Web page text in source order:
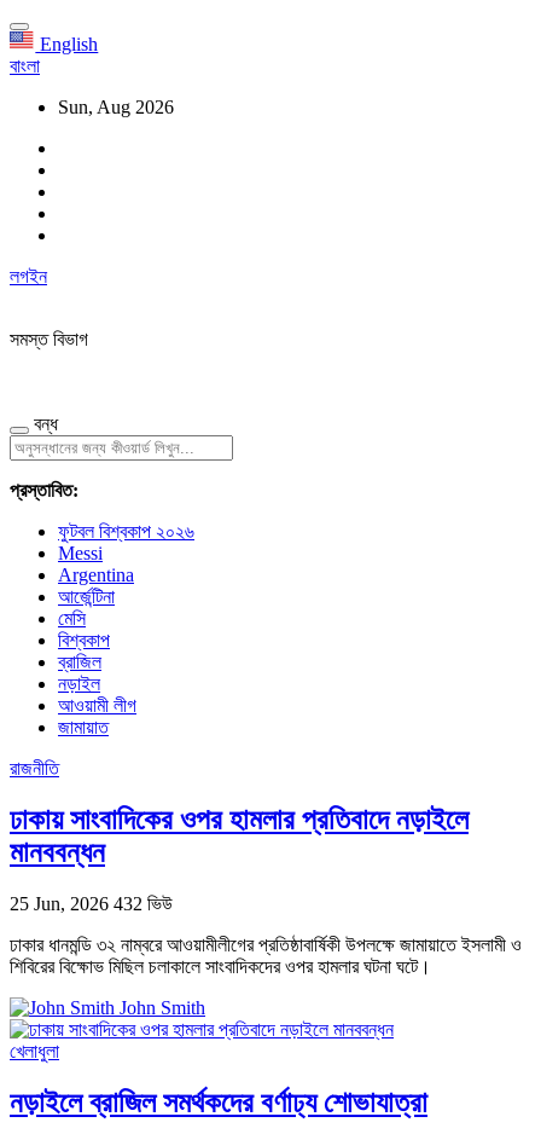
English
বাংলা
Sun, Aug 2026
লগইন
সমস্ত বিভাগ
বন্ধ
প্রস্তাবিত:
ফুটবল বিশ্বকাপ ২০২৬
Messi
Argentina
আর্জেন্টিনা
মেসি
বিশ্বকাপ
ব্রাজিল
নড়াইল
আওয়ামী লীগ
জামায়াত
রাজনীতি
ঢাকায় সাংবাদিকের ওপর হামলার প্রতিবাদে নড়াইলে
মানববন্ধন
25 Jun, 2026 432 ভিউ
ঢাকার ধানমন্ডি ৩২ নাম্বরে আওয়ামীলীগের প্রতিষ্ঠাবার্ষিকী উপলক্ষে জামায়াতে ইসলামী ও
শিবিরের বিক্ষোভ মিছিল চলাকালে সাংবাদিকদের ওপর হামলার ঘটনা ঘটে।
John Smith
খেলাধুলা
নড়াইলে ব্রাজিল সমর্থকদের বর্ণাঢ্য শোভাযাত্রা